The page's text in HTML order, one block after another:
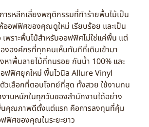
งพฤติกรรมที่ทำร้ายพื้นไม้เป็น
ออฟฟิศของคุณดูใหม่ เรียบร้อย และเป็น
พราะพื้นไม้สำหรับออฟฟิศไม่ใช่แค่พื้น แต่
องค์กรที่ทุกคนเห็นทันทีที่เดินเข้ามา
าพื้นลายไม้ที่ทนรอย กันน้ำ 100% และ
ฟฟิศยุคใหม่ พื้นไวนิล Allure Vinyl
วเลือกที่ตอบโจทย์ที่สุด ทั้งสวย ใช้งานทน
งานหนักในทุกวันของสำนักงานได้อย่าง
นคุณภาพดีตั้งแต่แรก คือการลงทุนที่คุ้ม
ฟิศของคุณในระยะยาว